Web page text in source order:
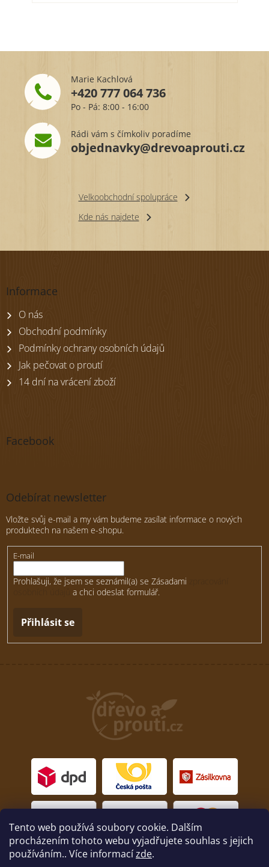
Tento web používá soubory cookie. Dalším
procházením tohoto webu vyjadřujete souhlas s jejich
používáním.. Více informacízde.
Marie Kachlová
+420 777 064 736
Po - Pá: 8:00 - 16:00
objednavky@drevoaprouti.cz
Rádi vám s čímkoliv poradíme
Velkoobchodní spolupráce
Kde nás najdete
Z
Informace
O nás
Obchodní podmínky
Podmínky ochrany osobních údajů
Jak pečovat o proutí
14 dní na vrácení zboží
Facebook
Odebírat newsletter
Vložte svůj e-mail a my vám budeme zasílat informace o nových
produktech na našem e-shopu.
E-mail
Prohlašuji, že jsem se seznámil(a) se Zásadami
a chci odeslat formulář.
Přihlásit se